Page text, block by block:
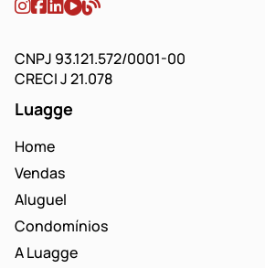
CNPJ 93.121.572/0001-00
CRECI J 21.078
Luagge
Home
Vendas
Aluguel
Condomínios
A Luagge